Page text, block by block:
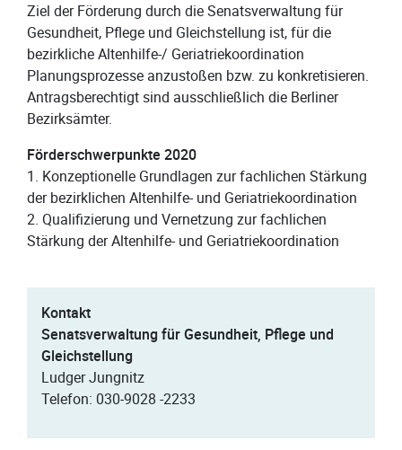
Ziel der Förderung durch die Senatsverwaltung für
Gesundheit, Pflege und Gleichstellung ist, für die
bezirkliche Altenhilfe-/ Geriatriekoordination
Planungsprozesse anzustoßen bzw. zu konkretisieren.
Antragsberechtigt sind ausschließlich die Berliner
Bezirksämter.
Förderschwerpunkte 2020
1. Konzeptionelle Grundlagen zur fachlichen Stärkung
der bezirklichen Altenhilfe- und Geriatriekoordination
2. Qualifizierung und Vernetzung zur fachlichen
Stärkung der Altenhilfe- und Geriatriekoordination
Kontakt
Senatsverwaltung für Gesundheit, Pflege und
Gleichstellung
Ludger Jungnitz
Telefon: 030-9028 -2233